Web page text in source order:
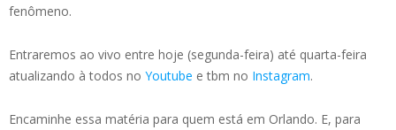
fenômeno.
Entraremos ao vivo entre hoje (segunda-feira) até quarta-feira
atualizando à todos no Youtube e tbm no Instagram.
Encaminhe essa matéria para quem está em Orlando. E, para